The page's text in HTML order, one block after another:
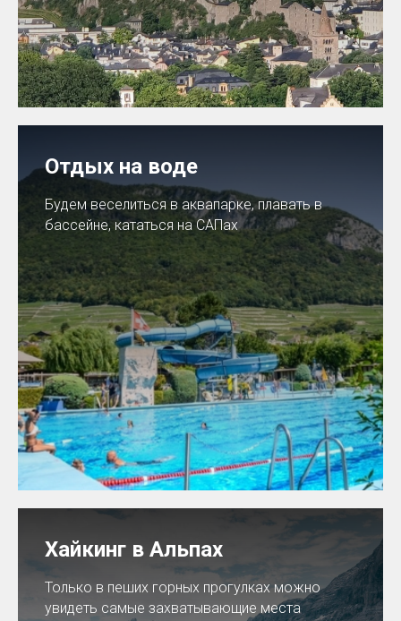
Отдых на воде
Будем веселиться в аквапарке, плавать в
бассейне, кататься на САПах
Хайкинг в Альпах
Только в пеших горных прогулках можно
увидеть самые захватывающие места